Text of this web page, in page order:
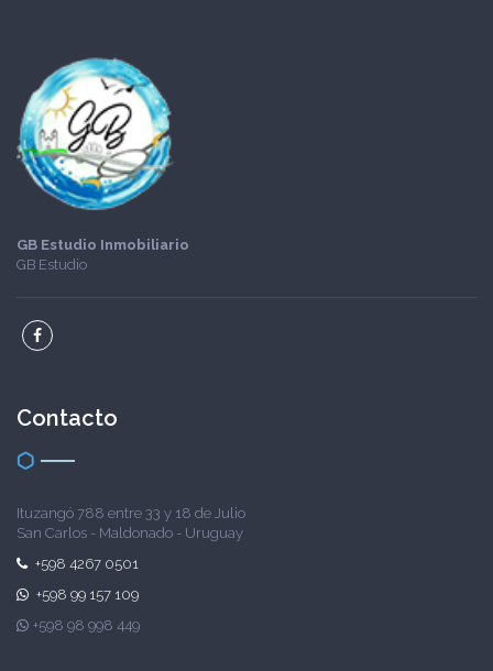
GB Estudio Inmobiliario
GB Estudio
Contacto
Ituzangó 788 entre 33 y 18 de Julio
San Carlos - Maldonado - Uruguay
+598 4267 0501
+598 99 157 109
+598 98 998 449